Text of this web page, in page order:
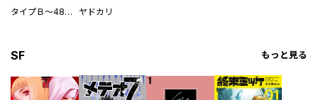
タイプＢ～48時間後、致死率100％～【単話】 ヤドカリ
SF もっと見る